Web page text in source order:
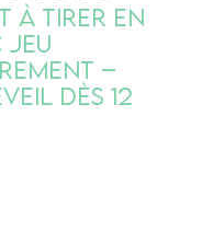
à tirer en
jeu
–
dès 12